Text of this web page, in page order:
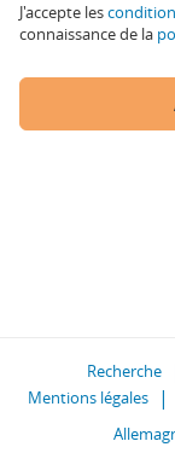
J'accepte les
connaissance de la
Recherche
Mentions légales